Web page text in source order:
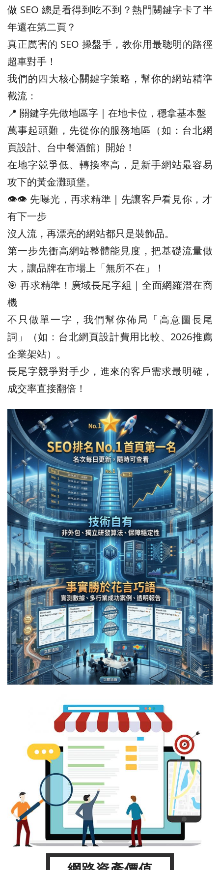
做 SEO 總是看得到吃不到？熱門關鍵字卡了半
年還在第二頁？
真正厲害的 SEO 操盤手，教你用最聰明的路徑
超車對手！
我們的四大核心關鍵字策略，幫你的網站精準
截流：
📍 關鍵字先做地區字｜在地卡位，穩拿基本盤
萬事起頭難，先從你的服務地區（如：台北網
頁設計、台中餐酒館）開始！
在地字競爭低、轉換率高，是新手網站最容易
攻下的黃金灘頭堡。
👁️‍👁️‍ 先曝光，再求精準｜先讓客戶看見你，才
有下一步
沒人流，再漂亮的網站都只是裝飾品。
第一步先衝高網站整體能見度，把基礎流量做
大，讓品牌在市場上「無所不在」！
🎯 再求精準！廣域長尾字組｜全面網羅潛在商
機
不只做單一字，我們幫你佈局「高意圖長尾
詞」（如：台北網頁設計費用比較、2026推薦
企業架站）。
長尾字競爭對手少，進來的客戶需求最明確，
成交率直接翻倍！